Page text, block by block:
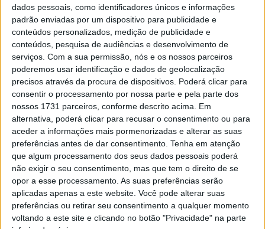
dados pessoais, como identificadores únicos e informações
padrão enviadas por um dispositivo para publicidade e
conteúdos personalizados, medição de publicidade e
conteúdos, pesquisa de audiências e desenvolvimento de
serviços. Com a sua permissão, nós e os nossos parceiros
poderemos usar identificação e dados de geolocalização
precisos através da procura de dispositivos. Poderá clicar para
consentir o processamento por nossa parte e pela parte dos
nossos 1731 parceiros, conforme descrito acima. Em
alternativa, poderá clicar para recusar o consentimento ou para
aceder a informações mais pormenorizadas e alterar as suas
preferências antes de dar consentimento. Tenha em atenção
que algum processamento dos seus dados pessoais poderá
não exigir o seu consentimento, mas que tem o direito de se
opor a esse processamento. As suas preferências serão
aplicadas apenas a este website. Você pode alterar suas
preferências ou retirar seu consentimento a qualquer momento
voltando a este site e clicando no botão "Privacidade" na parte
Sobre quem irá estar em palco, “em breve” haverá
novidades, promete a FAV.
Esta e outras notícias para ouvir na Estação Diária – 96.8
FM ou emwww.968.fm.
Pub
TAGS FAV Federação Académica de Viseu
Semana Académica
Viseu